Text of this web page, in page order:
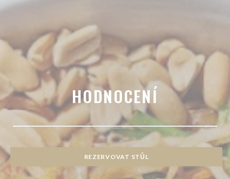
HODNOCENÍ
REZERVOVAT STŮL